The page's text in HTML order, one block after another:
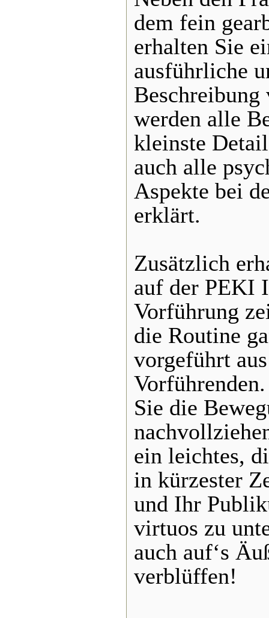
dem fein
erhalten Sie
ausführliche
werden alle
kleinste
auch alle
Aspekte bei
erklärt.
Zusätzlich
auf der PEKI
Vorführung
die Routine
vorgeführt
Sie die
ein leichtes,
in kürzester
und Ihr
virtuos zu
auch auf‘s
verblüffen!